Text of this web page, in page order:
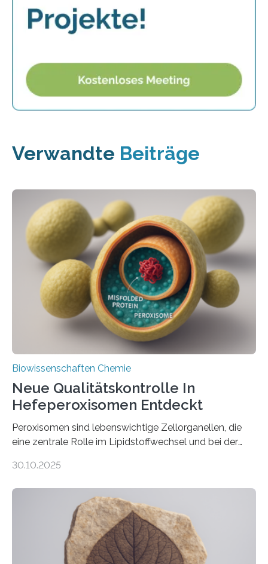
Verwandte Beiträge
Biowissenschaften Chemie
Neue Qualitätskontrolle In
Hefeperoxisomen Entdeckt
Peroxisomen sind lebenswichtige Zellorganellen, die
eine zentrale Rolle im Lipidstoffwechsel und bei der
erfüllen können, müssen zahlreiche Enzyme präzise in
der Ruhr-Universität Bochum um Prof. Dr. Ralf Erdmann
und Dr. Ismaila Francis Yusuf hat nun einen bislang
unbekannten Qualitätskontrollmechanismus des
peroxisomalen Proteintransports in der Bäckerhefe
Saccharomyces cerevisiae entdeckt, der für die
30.10.2025